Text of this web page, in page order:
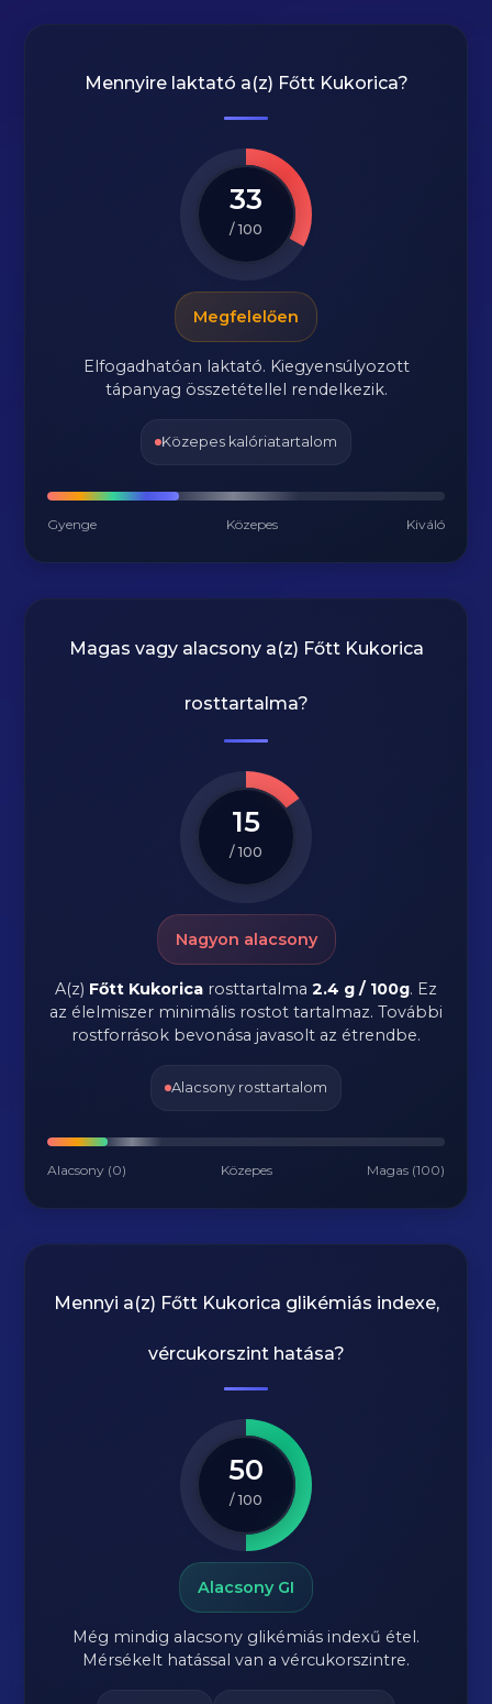
Mennyire laktató a(z) Főtt Kukorica?
33
/ 100
Megfelelően
Elfogadhatóan laktató. Kiegyensúlyozott
tápanyag összetétellel rendelkezik.
Közepes kalóriatartalom
Gyenge Közepes Kiváló
Magas vagy alacsony a(z) Főtt Kukorica
rosttartalma?
15
/ 100
Nagyon alacsony
A(z) Főtt Kukorica rosttartalma 2.4 g / 100g. Ez
az élelmiszer minimális rostot tartalmaz. További
rostforrások bevonása javasolt az étrendbe.
Alacsony rosttartalom
Alacsony (0) Közepes Magas (100)
Mennyi a(z) Főtt Kukorica glikémiás indexe,
vércukorszint hatása?
50
/ 100
Alacsony GI
Még mindig alacsony glikémiás indexű étel.
Mérsékelt hatással van a vércukorszintre.